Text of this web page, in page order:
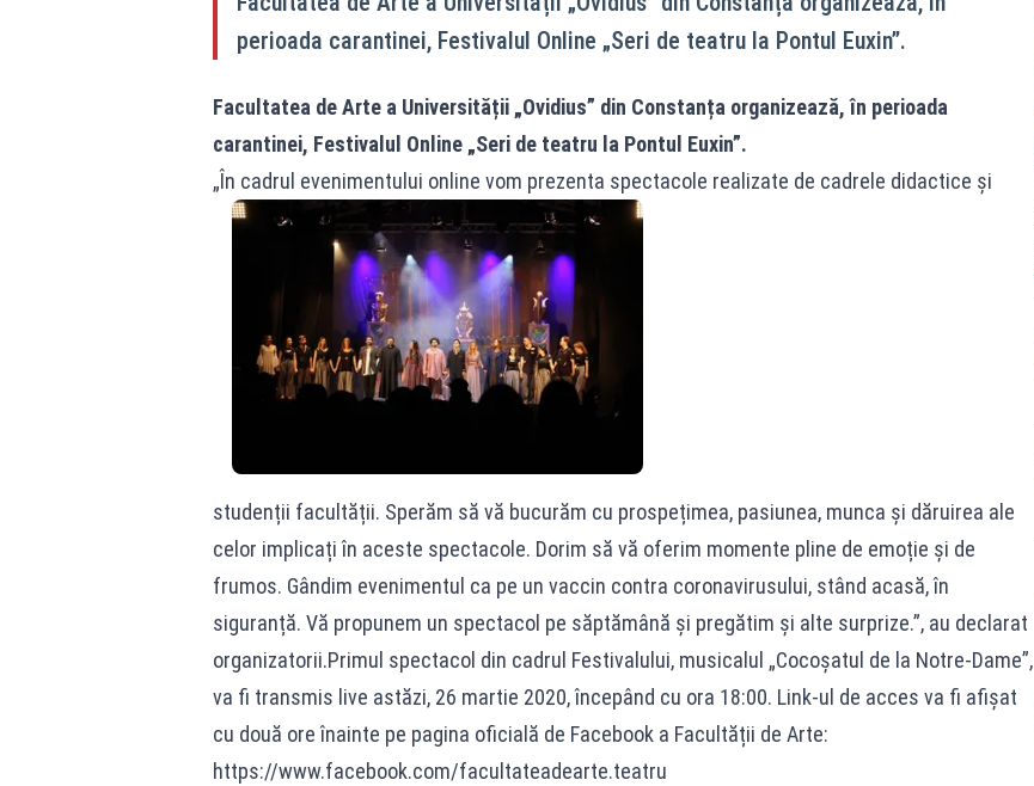
perioada carantinei, Festivalul Online „Seri de teatru la Pontul Euxin”.
Facultatea de Arte a Universității „Ovidius” din Constanța organizează, în perioada
carantinei, Festivalul Online „Seri de teatru la Pontul Euxin”.
„În cadrul evenimentului online vom prezenta spectacole realizate de cadrele didactice și
studenții facultății. Sperăm să vă bucurăm cu prospețimea, pasiunea, munca și dăruirea ale
celor implicați în aceste spectacole. Dorim să vă oferim momente pline de emoție și de
frumos. Gândim evenimentul ca pe un vaccin contra coronavirusului, stând acasă, în
siguranță. Vă propunem un spectacol pe săptămână și pregătim și alte surprize.”, au declarat
organizatorii.Primul spectacol din cadrul Festivalului, musicalul „Cocoșatul de la Notre-Dame”,
va fi transmis live astăzi, 26 martie 2020, începând cu ora 18:00. Link-ul de acces va fi afișat
cu două ore înainte pe pagina oficială de Facebook a Facultății de Arte:
https://www.facebook.com/facultateadearte.teatru